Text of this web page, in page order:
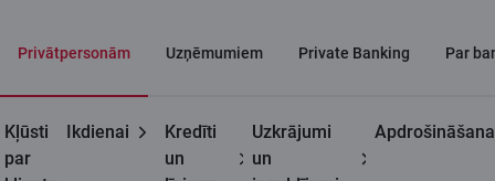
Privātpersonām Uzņēmumiem Private Banking Par
Kļūsti
par
Ikdienai
Kredīti
un
Uzkrājumi
un
Apdrošināšana
Noderīgi Personas datu apstrāde un aizsardzība